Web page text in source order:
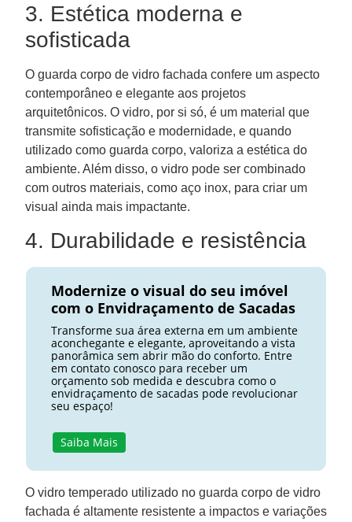
3. Estética moderna e
sofisticada
O guarda corpo de vidro fachada confere um aspecto
contemporâneo e elegante aos projetos
arquitetônicos. O vidro, por si só, é um material que
transmite sofisticação e modernidade, e quando
utilizado como guarda corpo, valoriza a estética do
ambiente. Além disso, o vidro pode ser combinado
com outros materiais, como aço inox, para criar um
visual ainda mais impactante.
4. Durabilidade e resistência
Modernize o visual do seu imóvel
com o Envidraçamento de Sacadas
Transforme sua área externa em um ambiente
aconchegante e elegante, aproveitando a vista
panorâmica sem abrir mão do conforto. Entre
em contato conosco para receber um
orçamento sob medida e descubra como o
envidraçamento de sacadas pode revolucionar
seu espaço!
Saiba Mais
O vidro temperado utilizado no guarda corpo de vidro
fachada é altamente resistente a impactos e variações